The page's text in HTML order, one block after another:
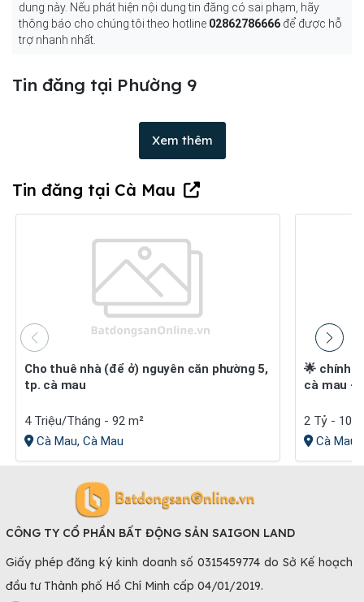
dung này. Nếu phát hiện nội dung tin đăng có sai phạm, hãy
thông báo cho chúng tôi theo hotline 02862786666 để được hỗ
trợ nhanh nhất.
Tin đăng tại Phường 9
Xem thêm
Tin đăng tại Cà Mau
Cho thuê nhà (để ở) nguyên căn phường 5,
tp. cà mau
4 Triệu/Tháng - 92 m²
Cà Mau, Cà Mau
🌟 chính chủ cần bán đất nền happy home
cà mau –
2 Tỷ - 100
Cà Mau,
CÔNG TY CỔ PHẦN BẤT ĐỘNG SẢN SAIGON LAND
Giấy phép đăng ký kinh doanh số 0315459774 do Sở Kế hoạch
đầu tư Thành phố Hồ Chí Minh cấp 04/01/2019.